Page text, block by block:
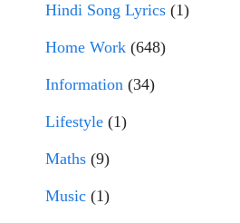
Hindi Song Lyrics (1)
Home Work (648)
Information (34)
Lifestyle (1)
Maths (9)
Music (1)